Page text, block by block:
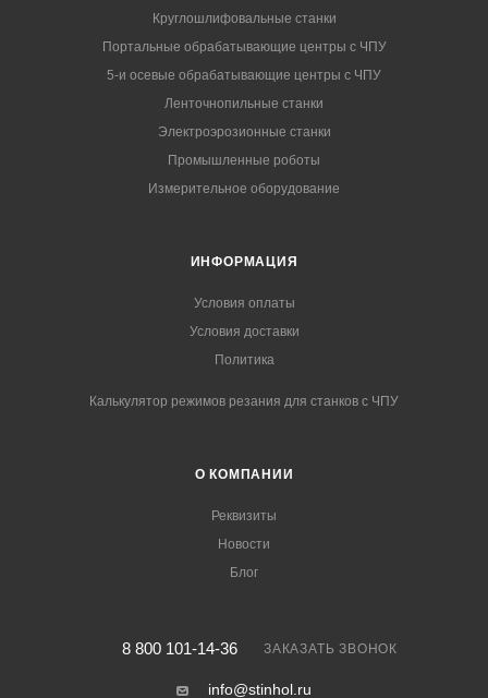
Круглошлифовальные станки
Портальные обрабатывающие центры с ЧПУ
5-и осевые обрабатывающие центры с ЧПУ
Ленточнопильные станки
Электроэрозионные станки
Промышленные роботы
Измерительное оборудование
ИНФОРМАЦИЯ
Условия оплаты
Условия доставки
Политика
Калькулятор режимов резания для станков с ЧПУ
О КОМПАНИИ
Реквизиты
Новости
Блог
8 800 101-14-36 ЗАКАЗАТЬ ЗВОНОК
info@stinhol.ru